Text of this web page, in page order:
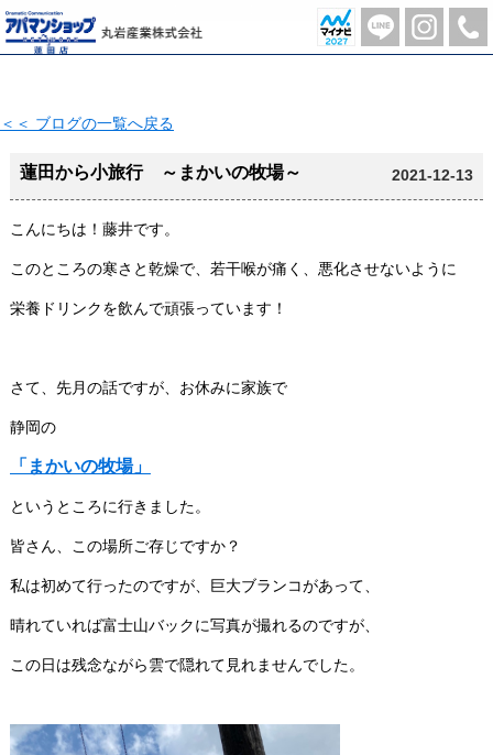
蓮田から小旅行 ～まかいの牧場～【2021-12-13更新】 | 蓮田市の不動産のことならアパマンショップ蓮田店-丸岩産業株式会社-
＜＜ ブログの一覧へ戻る
蓮田から小旅行 ～まかいの牧場～ 2021-12-13
こんにちは！藤井です。
このところの寒さと乾燥で、若干喉が痛く、悪化させないように
栄養ドリンクを飲んで頑張っています！
さて、先月の話ですが、お休みに家族で
静岡の
「まかいの牧場」
というところに行きました。
皆さん、この場所ご存じですか？
私は初めて行ったのですが、巨大ブランコがあって、
晴れていれば富士山バックに写真が撮れるのですが、
この日は残念ながら雲で隠れて見れませんでした。